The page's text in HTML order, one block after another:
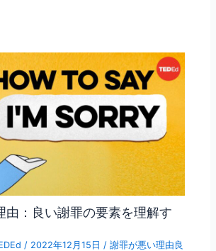
由：良い謝罪の要素を理解す
/ 2022年12月15日 /謝罪が悪い理由良